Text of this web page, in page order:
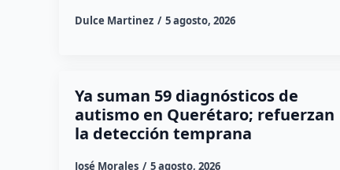
Dulce Martinez 5 agosto, 2026
Ya suman 59 diagnósticos de
autismo en Querétaro; refuerzan
la detección temprana
José Morales 5 agosto, 2026